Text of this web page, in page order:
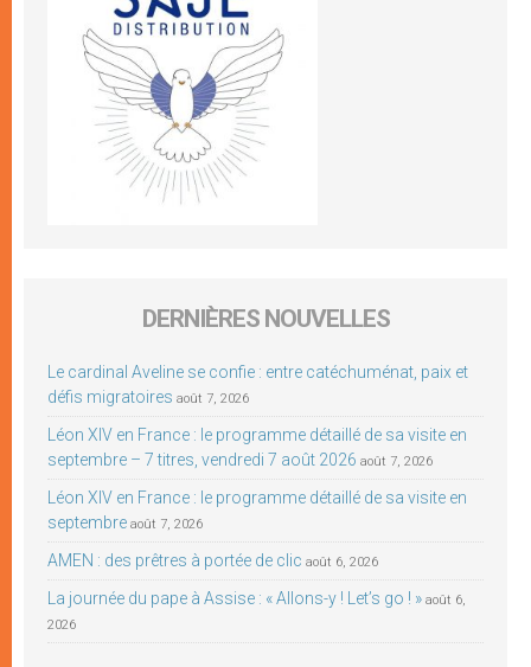
DERNIÈRES NOUVELLES
Le cardinal Aveline se confie : entre catéchuménat, paix et
défis migratoires août 7, 2026
Léon XIV en France : le programme détaillé de sa visite en
septembre – 7 titres, vendredi 7 août 2026 août 7, 2026
Léon XIV en France : le programme détaillé de sa visite en
septembre août 7, 2026
AMEN : des prêtres à portée de clic août 6, 2026
La journée du pape à Assise : « Allons-y ! Let’s go ! » août 6,
2026